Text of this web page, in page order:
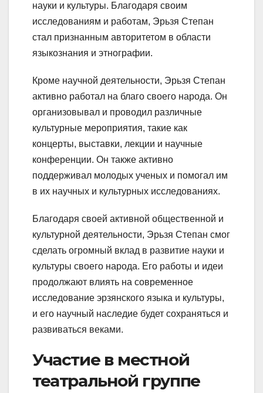
науки и культуры. Благодаря своим
исследованиям и работам, Эрьзя Степан
стал признанным авторитетом в области
языкознания и этнографии.
Кроме научной деятельности, Эрьзя Степан
активно работал на благо своего народа. Он
организовывал и проводил различные
культурные мероприятия, такие как
концерты, выставки, лекции и научные
конференции. Он также активно
поддерживал молодых ученых и помогал им
в их научных и культурных исследованиях.
Благодаря своей активной общественной и
культурной деятельности, Эрьзя Степан смог
сделать огромный вклад в развитие науки и
культуры своего народа. Его работы и идеи
продолжают влиять на современное
исследование эрзянского языка и культуры,
и его научный наследие будет сохраняться и
развиваться веками.
Участие в местной
театральной группе